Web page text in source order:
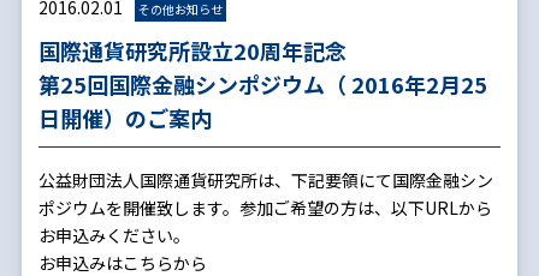
2016.02.01 その他お知らせ
国際通貨研究所設立20周年記念
第25回国際金融シンポジウム（ 2016年2月25
日開催）のご案内
公益財団法人国際通貨研究所は、下記要領にて国際金融シン
ポジウムを開催致します。参加ご希望の方は、以下URLから
お申込みください。
お申込みはこちらから